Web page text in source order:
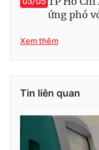
ứng phó
Xem thêm
Tin liên quan